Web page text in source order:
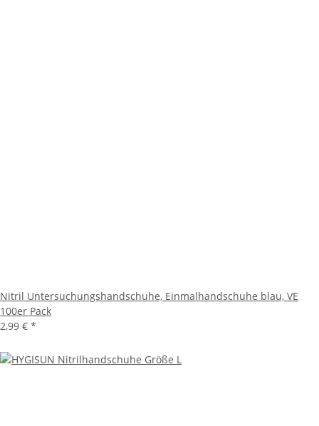
Nitril Untersuchungshandschuhe, Einmalhandschuhe blau, VE
100er Pack
2,99 € *